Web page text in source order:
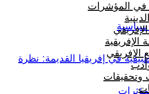
في المؤشرات
الإفريقية
الإفريقي
وتحقيقات